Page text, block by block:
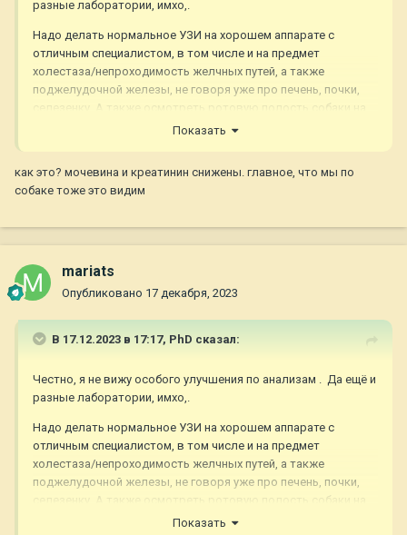
разные лаборатории, имхо,.
Надо делать нормальное УЗИ на хорошем аппарате с
отличным специалистом, в том числе и на предмет
холестаза/непроходимость желчных путей, а также
поджелудочной железы, не говоря уже про печень, почки,
селезенку. А также осмотреть ротовую полость собаки на
предмет в каком состоянии зубы, десны, слизистые.
если будут показания.
Показать
как это? мочевина и креатинин снижены. главное, что мы по
собаке тоже это видим
mariats
Опубликовано 17 декабря, 2023
В 17.12.2023 в 17:17, PhD сказал:
Честно, я не вижу особого улучшения по анализам . Да ещё и
разные лаборатории, имхо,.
Надо делать нормальное УЗИ на хорошем аппарате с
отличным специалистом, в том числе и на предмет
холестаза/непроходимость желчных путей, а также
поджелудочной железы, не говоря уже про печень, почки,
селезенку. А также осмотреть ротовую полость собаки на
предмет в каком состоянии зубы, десны, слизистые.
Показать